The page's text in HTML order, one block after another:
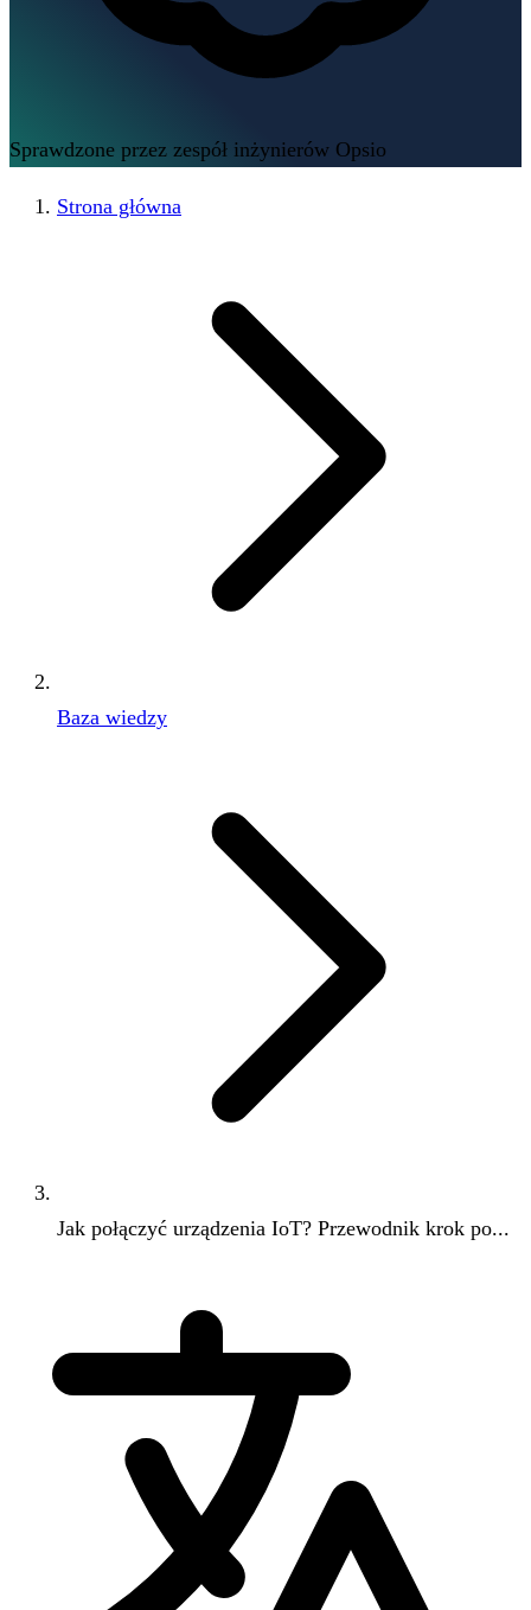
Sprawdzone przez zespół inżynierów Opsio
Strona główna
Baza wiedzy
Jak połączyć urządzenia IoT? Przewodnik krok po...